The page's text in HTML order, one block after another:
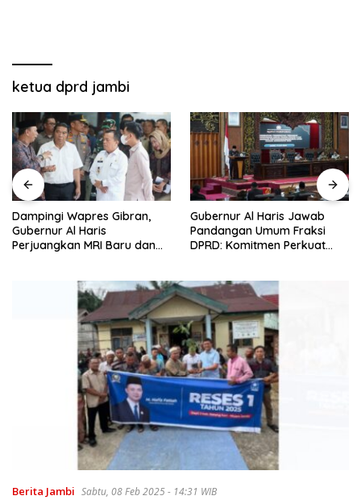
ketua dprd jambi
Dampingi Wapres Gibran,
Gubernur Al Haris
Perjuangkan MRI Baru dan
Gubernur Al Haris Jawab
Pandangan Umum Fraksi
DPRD: Komitmen Perkuat
Berita Jambi Sabtu, 08 Feb 2025 - 14:31 WIB